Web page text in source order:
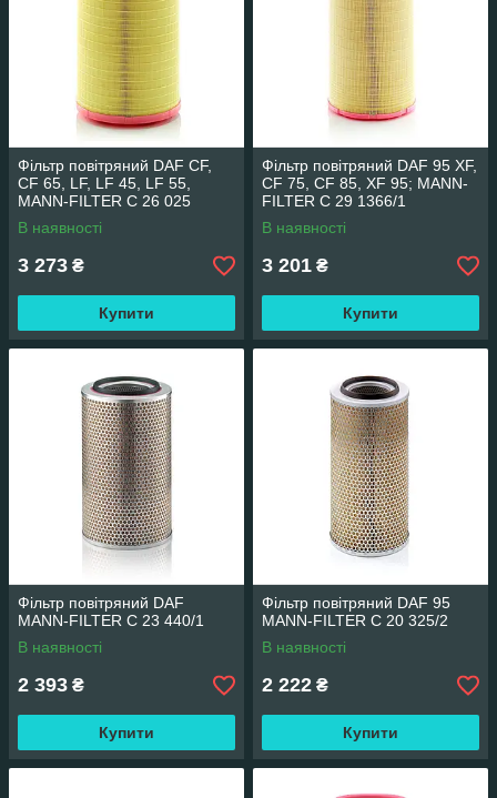
Фільтр повітряний DAF CF,
CF 65, LF, LF 45, LF 55,
MANN-FILTER C 26 025
В наявності
3 273 ₴
Купити
Фільтр повітряний DAF 95 XF,
CF 75, CF 85, XF 95; MANN-
FILTER C 29 1366/1
В наявності
3 201 ₴
Купити
Фільтр повітряний DAF
MANN-FILTER C 23 440/1
В наявності
2 393 ₴
Купити
Фільтр повітряний DAF 95
MANN-FILTER C 20 325/2
В наявності
2 222 ₴
Купити